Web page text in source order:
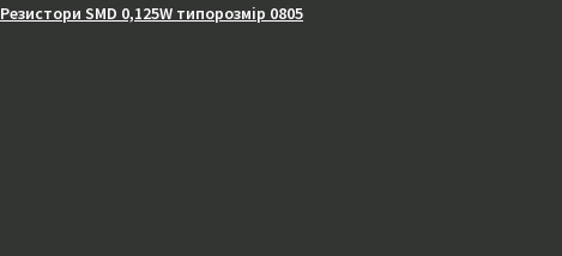
Резистори SMD 0,125W типорозмір 0805